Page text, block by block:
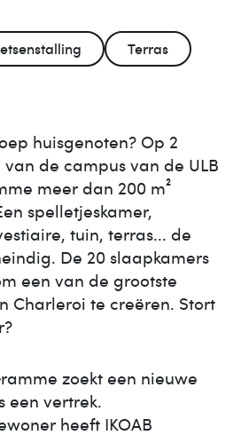
Terras
huisgenoten? Op 2
de campus van de ULB
meer dan 200 m²
spelletjeskamer,
tuin, terras... de
De 20 slaapkamers
een van de grootste
Charleroi te creëren. Stort
zoekt een nieuwe
een vertrek.
heeft IKOAB